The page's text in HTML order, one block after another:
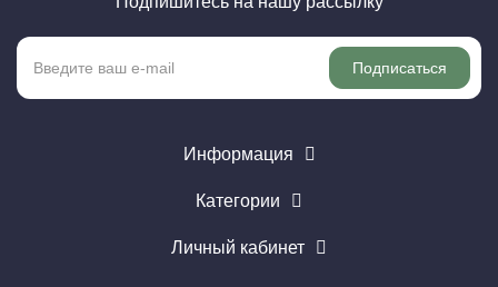
Подписаться
Информация
Категории
Личный кабинет